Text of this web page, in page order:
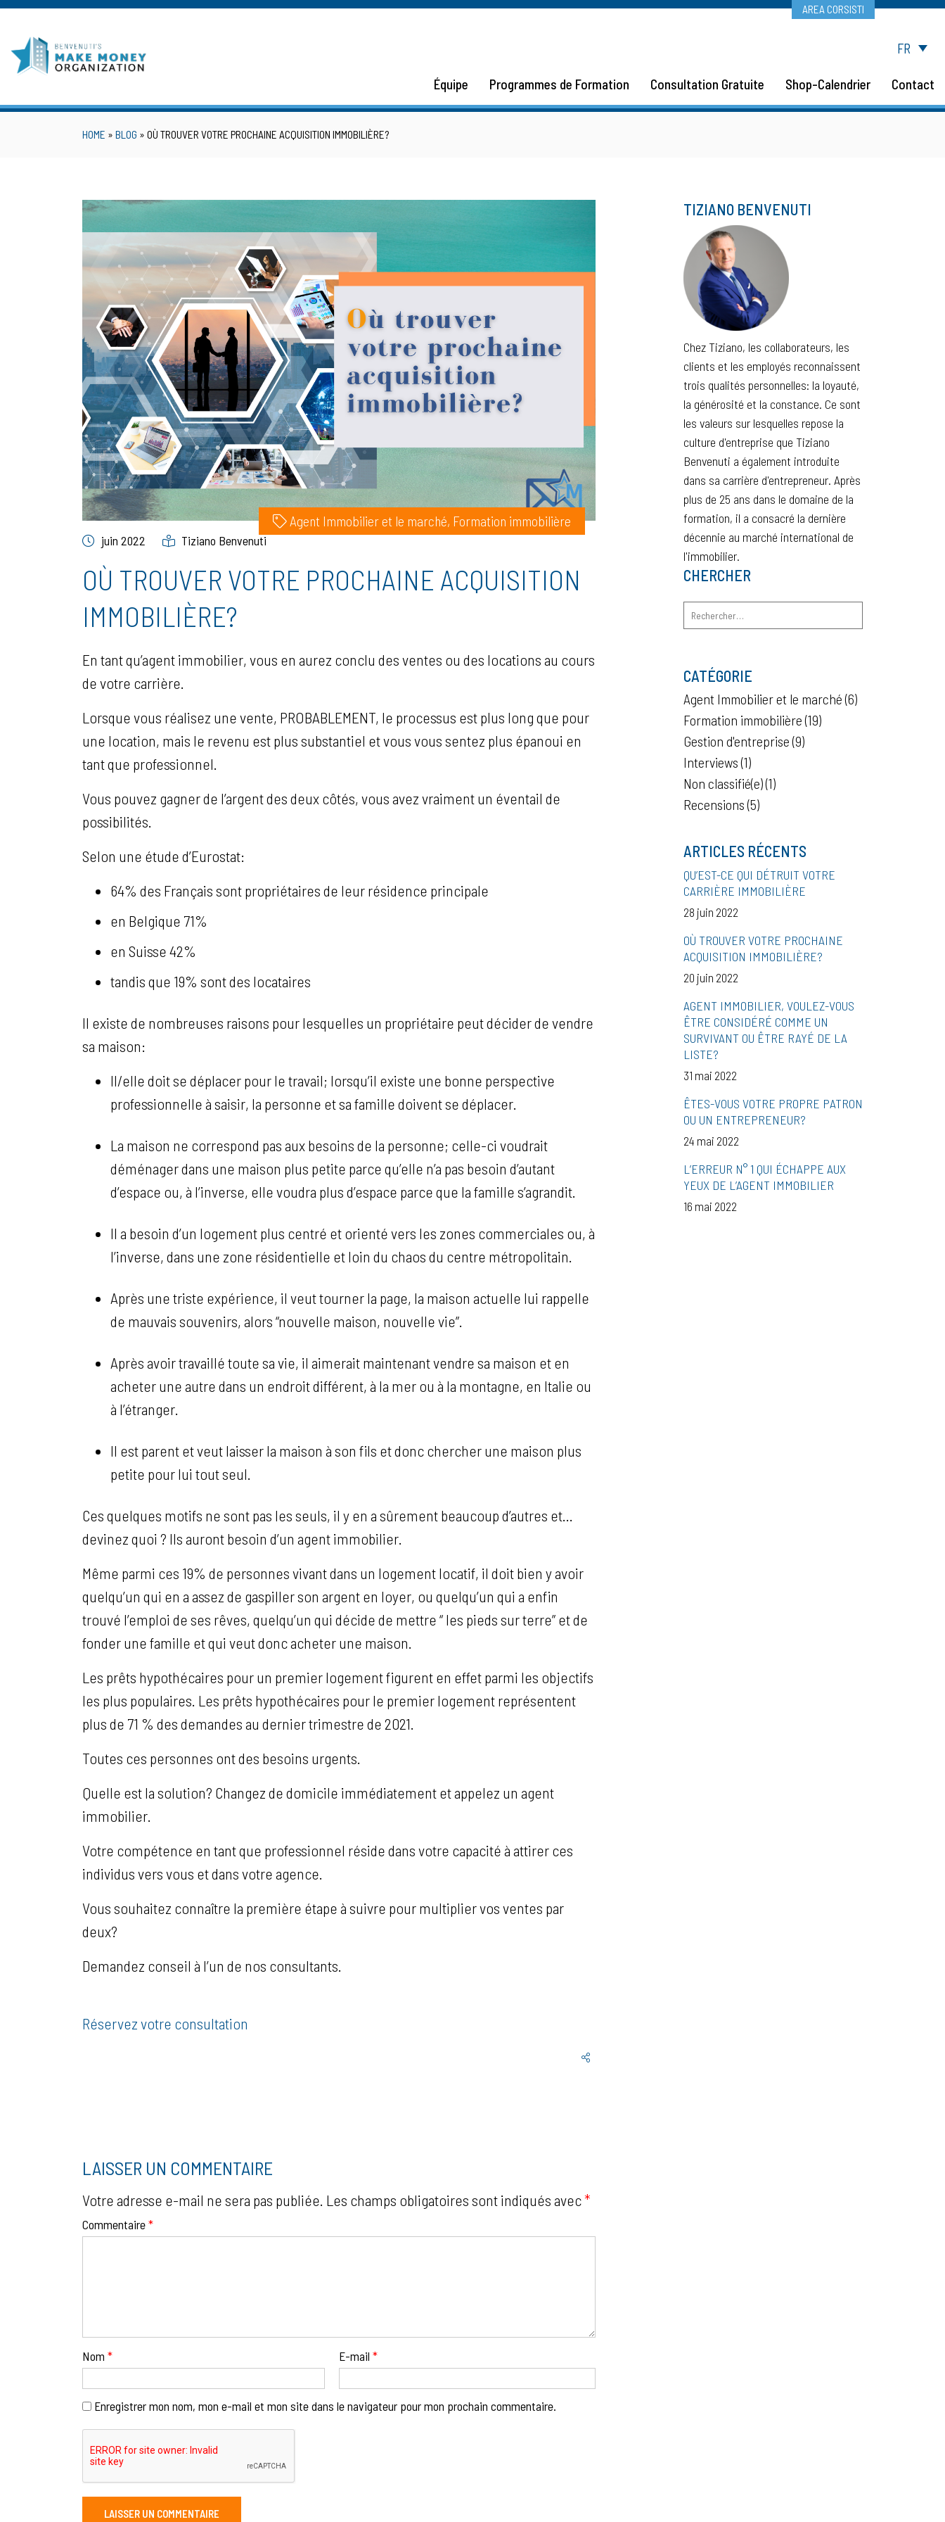
Skip
content
AREA CORSISTI
FR
Équipe Programmes de Formation Consultation Gratuite Shop-Calendrier Contact
HOME » BLOG » OÙ TROUVER VOTRE PROCHAINE ACQUISITION IMMOBILIÈRE?
Agent Immobilier et le marché, Formation immobilière
juin 2022 Tiziano Benvenuti
OÙ TROUVER VOTRE PROCHAINE ACQUISITION
IMMOBILIÈRE?
En tant qu’agent immobilier, vous en aurez conclu des ventes ou des locations au cours
de votre carrière.
Lorsque vous réalisez une vente, PROBABLEMENT, le processus est plus long que pour
une location, mais le revenu est plus substantiel et vous vous sentez plus épanoui en
tant que professionnel.
Vous pouvez gagner de l’argent des deux côtés, vous avez vraiment un éventail de
possibilités.
Selon une étude d’Eurostat:
64% des Français sont propriétaires de leur résidence principale
en Belgique 71%
en Suisse 42%
tandis que 19% sont des locataires
Il existe de nombreuses raisons pour lesquelles un propriétaire peut décider de vendre
sa maison:
Il/elle doit se déplacer pour le travail; lorsqu’il existe une bonne perspective
professionnelle à saisir, la personne et sa famille doivent se déplacer.
La maison ne correspond pas aux besoins de la personne; celle-ci voudrait
déménager dans une maison plus petite parce qu’elle n’a pas besoin d’autant
d’espace ou, à l’inverse, elle voudra plus d’espace parce que la famille s’agrandit.
Il a besoin d’un logement plus centré et orienté vers les zones commerciales ou, à
l’inverse, dans une zone résidentielle et loin du chaos du centre métropolitain.
Après une triste expérience, il veut tourner la page, la maison actuelle lui rappelle
de mauvais souvenirs, alors “nouvelle maison, nouvelle vie”.
Après avoir travaillé toute sa vie, il aimerait maintenant vendre sa maison et en
acheter une autre dans un endroit différent, à la mer ou à la montagne, en Italie ou
à l’étranger.
Il est parent et veut laisser la maison à son fils et donc chercher une maison plus
petite pour lui tout seul.
Ces quelques motifs ne sont pas les seuls, il y en a sûrement beaucoup d’autres et…
devinez quoi ? Ils auront besoin d’un agent immobilier.
Même parmi ces 19% de personnes vivant dans un logement locatif, il doit bien y avoir
quelqu’un qui en a assez de gaspiller son argent en loyer, ou quelqu’un qui a enfin
trouvé l’emploi de ses rêves, quelqu’un qui décide de mettre “ les pieds sur terre” et de
fonder une famille et qui veut donc acheter une maison.
Les prêts hypothécaires pour un premier logement figurent en effet parmi les objectifs
les plus populaires. Les prêts hypothécaires pour le premier logement représentent
plus de 71 % des demandes au dernier trimestre de 2021.
Toutes ces personnes ont des besoins urgents.
Quelle est la solution? Changez de domicile immédiatement et appelez un agent
immobilier.
Votre compétence en tant que professionnel réside dans votre capacité à attirer ces
individus vers vous et dans votre agence.
Vous souhaitez connaître la première étape à suivre pour multiplier vos ventes par
deux?
Demandez conseil à l’un de nos consultants.
Réservez votre consultation
TIZIANO BENVENUTI
Chez Tiziano, les collaborateurs, les
clients et les employés reconnaissent
trois qualités personnelles: la loyauté,
la générosité et la constance. Ce sont
les valeurs sur lesquelles repose la
culture d'entreprise que Tiziano
Benvenuti a également introduite
dans sa carrière d'entrepreneur. Après
plus de 25 ans dans le domaine de la
formation, il a consacré la dernière
décennie au marché international de
l'immobilier.
CHERCHER
Rechercher :
CATÉGORIE
Agent Immobilier et le marché(6)
Formation immobilière(19)
Gestion d'entreprise(9)
Interviews(1)
Non classifié(e)(1)
Recensions(5)
ARTICLES RÉCENTS
QU’EST-CE QUI DÉTRUIT VOTRE
CARRIÈRE IMMOBILIÈRE
28 juin 2022
OÙ TROUVER VOTRE PROCHAINE
ACQUISITION IMMOBILIÈRE?
20 juin 2022
AGENT IMMOBILIER, VOULEZ-VOUS
ÊTRE CONSIDÉRÉ COMME UN
SURVIVANT OU ÊTRE RAYÉ DE LA
LISTE?
31 mai 2022
ÊTES-VOUS VOTRE PROPRE PATRON
OU UN ENTREPRENEUR?
24 mai 2022
L’ERREUR N° 1 QUI ÉCHAPPE AUX
YEUX DE L’AGENT IMMOBILIER
16 mai 2022
LAISSER UN COMMENTAIRE
Votre adresse e-mail ne sera pas publiée. Les champs obligatoires sont indiqués avec*
Commentaire*
Nom * E-mail *
Enregistrer mon nom, mon e-mail et mon site dans le navigateur pour mon prochain commentaire.